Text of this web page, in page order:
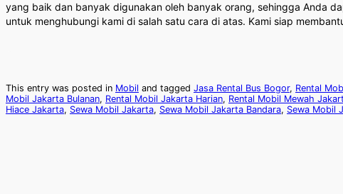
yang baik dan banyak digunakan oleh banyak orang, sehingga Anda
untuk menghubungi kami di salah satu cara di atas. Kami siap
This entry was posted in Mobil and tagged Jasa Rental Bus Bogor, Rental
Mobil Jakarta Bulanan, Rental Mobil Jakarta Harian, Rental Mobil Mewah
Hiace Jakarta, Sewa Mobil Jakarta, Sewa Mobil Jakarta Bandara, Sewa Mobil